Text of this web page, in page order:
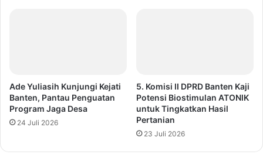
Ade Yuliasih Kunjungi Kejati
Banten, Pantau Penguatan
Program Jaga Desa
24 Juli 2026
5. Komisi II DPRD Banten Kaji
Potensi Biostimulan ATONIK
untuk Tingkatkan Hasil
Pertanian
23 Juli 2026